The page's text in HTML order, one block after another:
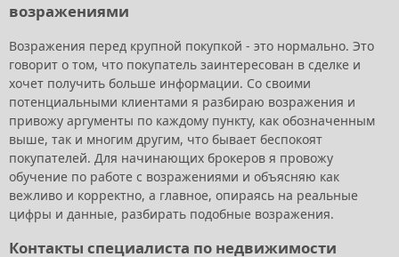
возражениями
Возражения перед крупной покупкой - это нормально. Это
говорит о том, что покупатель заинтересован в сделке и
хочет получить больше информации. Со своими
потенциальными клиентами я разбираю возражения и
привожу аргументы по каждому пункту, как обозначенным
выше, так и многим другим, что бывает беспокоят
покупателей. Для начинающих брокеров я провожу
обучение по работе с возражениями и объясняю как
вежливо и корректно, а главное, опираясь на реальные
цифры и данные, разбирать подобные возражения.
Контакты специалиста по недвижимости